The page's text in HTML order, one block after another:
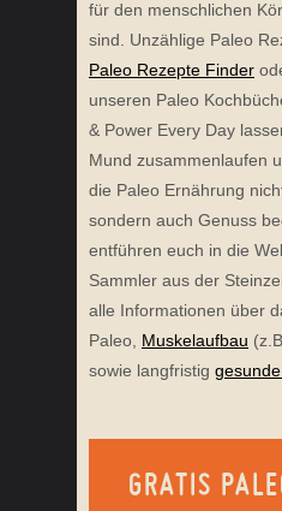
für den menschlichen
sind. Unzählige Paleo
Paleo Rezepte Finder
unseren Paleo
& Power Every Day
Mund zusammenlaufen
die Paleo Ernährung
sondern auch Genuss
entführen euch in die
Sammler aus der
alle Informationen über
Paleo, Muskelaufbau
sowie langfristig
GRATIS